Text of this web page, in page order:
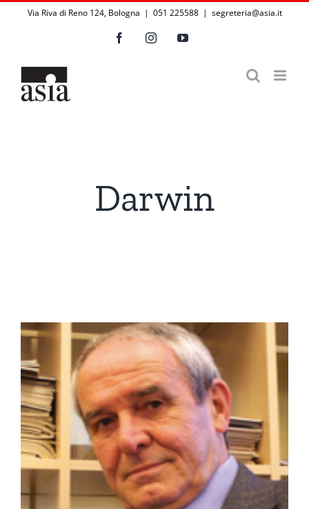
Via Riva di Reno 124, Bologna | 051 225588 | segreteria@asia.it
FacebookInstagramYouTube
Darwin